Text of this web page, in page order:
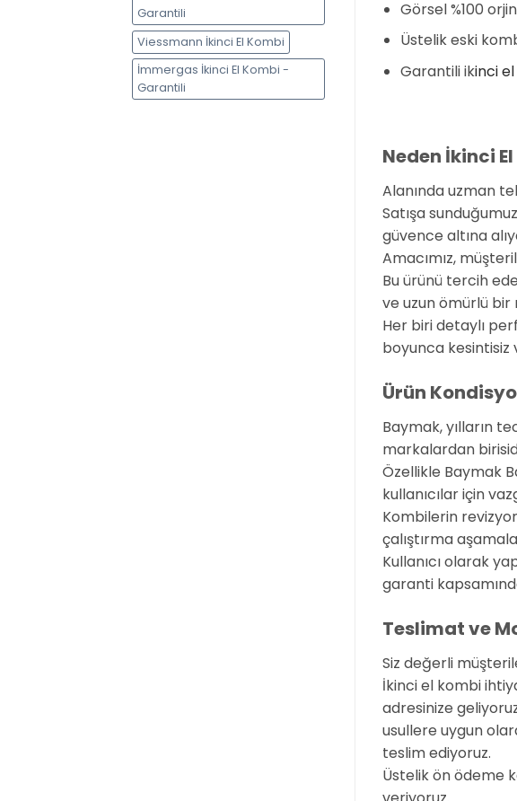
Garantili
Viessmann İkinci El Kombi
İmmergas İkinci El Kombi -
Garantili
Görsel %100
Üstelik eski
Garantili ikinci
Neden İkinci
Alanında uzman
Satışa
güvence altına
Amacımız,
Bu ürünü tercih
ve uzun ömürlü bir
Her biri detaylı
boyunca kesintisiz
Ürün
Baymak, yılların
markalardan
Özellikle Baymak
kullanıcılar için
Kombilerin
çalıştırma
Kullanıcı olarak
garanti
Teslimat ve
Siz değerli
İkinci el kombi
adresinize
usullere uygun
teslim ediyoruz.
Üstelik ön ödeme